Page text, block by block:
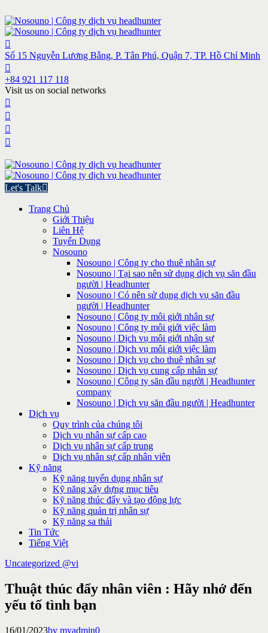
Số 15 Nguyễn Lương Bằng, P. Tân Phú, Quận 7, TP. Hồ Chí Minh
+84 921 117 118
Visit us on social networks
Let's Talk
Trang Chủ
Giới Thiệu
Liên Hệ
Tuyển Dụng
Nosouno
Nosouno | Công ty cho thuê nhân sự
Nosouno | Tại sao nên sử dụng dịch vụ săn đầu
người | Headhunter
Nosouno | Có nên sử dụng dịch vụ săn đầu
người | Headhunter
Nosouno | Công ty môi giới nhân sự
Nosouno | Công ty môi giới việc làm
Nosouno | Dịch vụ môi giới nhân sự
Nosouno | Dịch vụ môi giới việc làm
Nosouno | Dịch vụ cho thuê nhân sự
Nosouno | Dịch vụ cung cấp nhân sự
Nosouno | Công ty săn đầu người | Headhunter
company
Nosouno | Dịch vụ săn đầu người | Headhunter
Dịch vụ
Quy trình của chúng tôi
Dịch vụ nhân sự cấp cao
Dịch vụ nhân sự cấp trung
Dịch vụ nhân sự cấp nhân viên
Kỹ năng
Kỹ năng tuyển dụng nhân sự
Kỹ năng xây dựng mục tiêu
Kỹ năng thúc đẩy và tạo động lực
Kỹ năng quản trị nhân sự
Kỹ năng sa thải
Tin Tức
Tiếng Việt
Uncategorized @vi
Thuật thúc đẩy nhân viên : Hãy nhớ đến
yếu tố tình bạn
16/01/2023by myadmin0